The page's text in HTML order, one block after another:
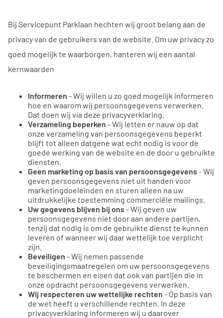
Bij Servicepunt Parklaan hechten wij groot belang aan de
privacy van de gebruikers van de website. Om uw privacy zo
goed mogelijk te waarborgen, hanteren wij een aantal
kernwaarden
Informeren - Wij willen u zo goed mogelijk informeren
hoe en waarom wij persoonsgegevens verwerken.
Dat doen wij via deze privacyverklaring.
Verzameling beperken - Wij letten er nauw op dat
onze verzameling van persoonsgegevens beperkt
blijft tot alleen datgene wat echt nodig is voor de
goede werking van de website en de door u gebruikte
diensten.
Geen marketing op basis van persoonsgegevens- Wij
geven persoonsgegevens niet uit handen voor
marketingdoeleinden en sturen alleen na uw
uitdrukkelijke toestemming commerciële mailings.
Uw gegevens blijven bij ons- Wij geven uw
persoonsgegevens niet door aan andere partijen,
tenzij dat nodig is om de gebruikte dienst te kunnen
leveren of wanneer wij daar wettelijk toe verplicht
zijn.
Beveiligen - Wij nemen passende
beveiligingsmaatregelen om uw persoonsgegevens
te beschermen en eisen dat ook van partijen die in
onze opdracht persoonsgegevens verwerken.
Wij respecteren uw wettelijke rechten - Op basis van
de wet heeft u verschillende rechten. In deze
privacyverklaring informeren wij u daarover